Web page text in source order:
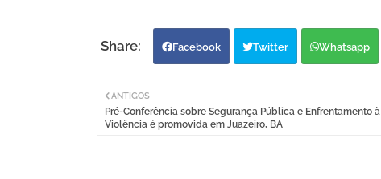
Facebook Twitter Whatsapp
ANTIGOS
Pré-Conferência sobre Segurança Pública e Enfrentamento à
Violência é promovida em Juazeiro, BA